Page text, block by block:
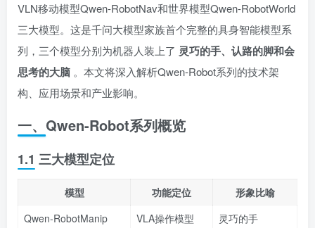
VLN移动模型Qwen-RobotNav和世界模型Qwen-RobotWorld
三大模型。这是千问大模型家族首个完整的具身智能模型系
列，三个模型分别为机器人装上了 灵巧的手、认路的脚和会
思考的大脑 。本文将深入解析Qwen-Robot系列的技术架
构、应用场景和产业影响。
一、Qwen-Robot系列概览
1.1 三大模型定位
模型 功能定位
形象比喻
Qwen-RobotManip
VLA操作模型
灵巧的手